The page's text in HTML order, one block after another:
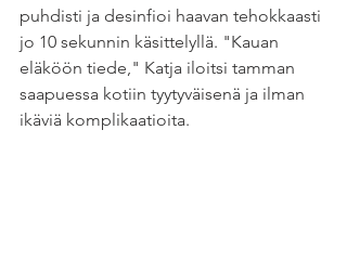
puhdisti ja desinfioi haavan tehokkaasti
jo 10 sekunnin käsittelyllä. "Kauan
eläköön tiede," Katja iloitsi tamman
saapuessa kotiin tyytyväisenä ja ilman
ikäviä komplikaatioita.